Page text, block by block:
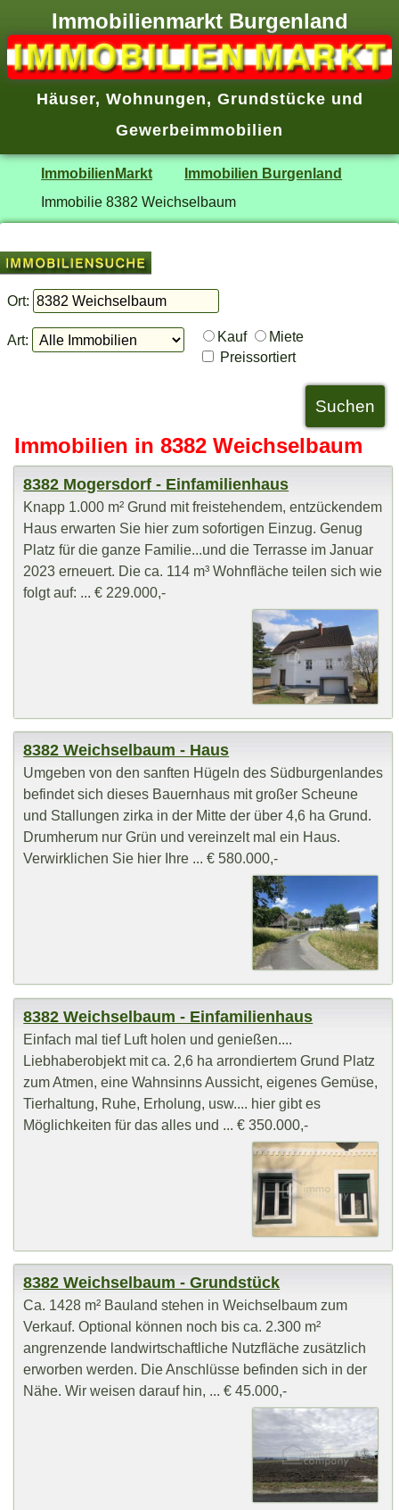
Immobilienmarkt Burgenland
Häuser, Wohnungen, Grundstücke und
Gewerbeimmobilien
ImmobilienMarkt
Immobilien Burgenland
Immobilie 8382 Weichselbaum
Ort:
Art: Kauf
Miete
Preissortiert
Immobilien in 8382 Weichselbaum
8382 Mogersdorf - Einfamilienhaus
Knapp 1.000 m² Grund mit freistehendem, entzückendem
Haus erwarten Sie hier zum sofortigen Einzug. Genug
Platz für die ganze Familie...und die Terrasse im Januar
2023 erneuert. Die ca. 114 m³ Wohnfläche teilen sich wie
folgt auf: ... € 229.000,-
8382 Weichselbaum - Haus
Umgeben von den sanften Hügeln des Südburgenlandes
befindet sich dieses Bauernhaus mit großer Scheune
und Stallungen zirka in der Mitte der über 4,6 ha Grund.
Drumherum nur Grün und vereinzelt mal ein Haus.
Verwirklichen Sie hier Ihre ... € 580.000,-
8382 Weichselbaum - Einfamilienhaus
Einfach mal tief Luft holen und genießen....
Liebhaberobjekt mit ca. 2,6 ha arrondiertem Grund Platz
zum Atmen, eine Wahnsinns Aussicht, eigenes Gemüse,
Tierhaltung, Ruhe, Erholung, usw.... hier gibt es
Möglichkeiten für das alles und ... € 350.000,-
8382 Weichselbaum - Grundstück
Ca. 1428 m² Bauland stehen in Weichselbaum zum
Verkauf. Optional können noch bis ca. 2.300 m²
angrenzende landwirtschaftliche Nutzfläche zusätzlich
erworben werden. Die Anschlüsse befinden sich in der
Nähe. Wir weisen darauf hin, ... € 45.000,-